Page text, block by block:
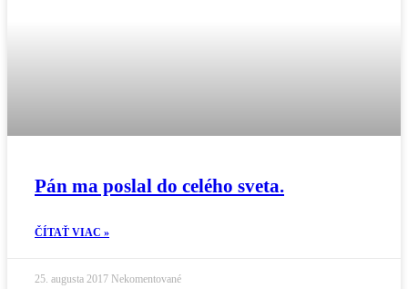
Pán ma poslal do celého sveta.
ČÍTAŤ VIAC »
25. augusta 2017 Nekomentované